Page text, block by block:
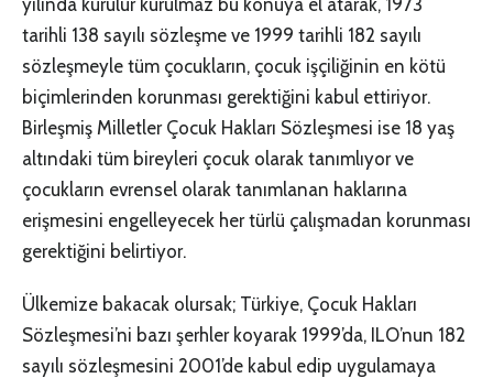
yılında kurulur kurulmaz bu konuya el atarak, 1973
tarihli 138 sayılı sözleşme ve 1999 tarihli 182 sayılı
sözleşmeyle tüm çocukların, çocuk işçiliğinin en kötü
biçimlerinden korunması gerektiğini kabul ettiriyor.
Birleşmiş Milletler Çocuk Hakları Sözleşmesi ise 18 yaş
altındaki tüm bireyleri çocuk olarak tanımlıyor ve
çocukların evrensel olarak tanımlanan haklarına
erişmesini engelleyecek her türlü çalışmadan korunması
gerektiğini belirtiyor.
Ülkemize bakacak olursak; Türkiye, Çocuk Hakları
Sözleşmesi’ni bazı şerhler koyarak 1999’da, ILO’nun 182
sayılı sözleşmesini 2001’de kabul edip uygulamaya